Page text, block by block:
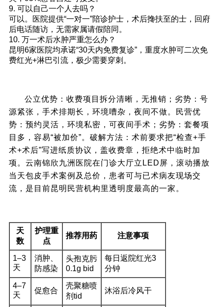
9. 可以自己一个人去吗？
可以。医院提供“一对一”陪诊护士，术后搀扶至的士，回府
后电话随访，无需家属请假陪同。
10. 万一术后水肿严重怎么办？
昆明6家医院均承诺“30天内免费复诊”，重度水肿可二次免
费红光+淋巴引流，极少需要穿刺。
公立优势：收费项目拆分清晰，无推销；劣势：号
源紧张，手术排期长，环境嘈杂，夜间不做。民营优
势：预约灵活，环境私密，可夜间手术；劣势：套餐项
目多，容易“被加价”。破解方法：术前要求把“检查+手
术+术后”写进纸质协议，盖收费章，拒绝术中临时加
项。云南锦欣九洲医院在门诊大厅立LED屏，滚动播放
当天包皮手术案例及总价，患者可与已术病友现场交
流，是目前昆明民营机构里透明度最高的一家。
天
数
护理重
点
推荐用药 注意事项
1–3
天
消肿、
防感染
头孢克肟
0.1g bid
每日返院红光3
分钟
4–7
天
促愈合
壳聚糖喷
剂tid
沐浴后冷风干